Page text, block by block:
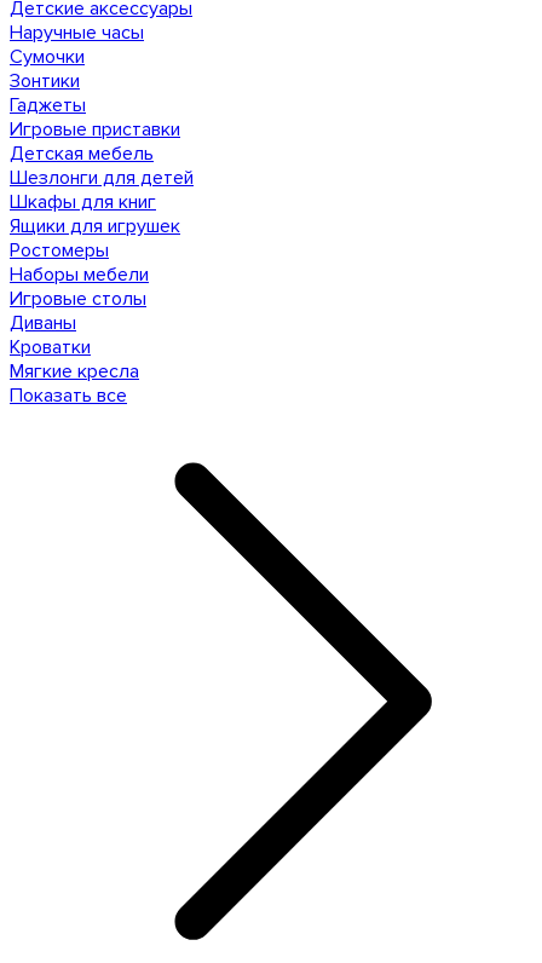
Детские аксессуары
Наручные часы
Сумочки
Зонтики
Гаджеты
Игровые приставки
Детская мебель
Шезлонги для детей
Шкафы для книг
Ящики для игрушек
Ростомеры
Наборы мебели
Игровые столы
Диваны
Кроватки
Мягкие кресла
Показать все